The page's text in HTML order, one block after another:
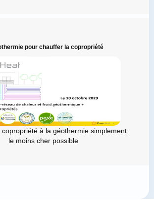
pour chauffer la copropriété
copropriété à la géothermie simplement
le moins cher possible